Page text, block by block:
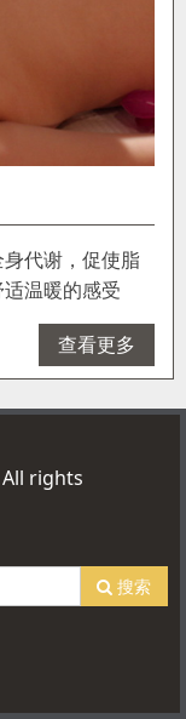
代谢，促使脂
温暖的感受
查看更多
All rights
搜索